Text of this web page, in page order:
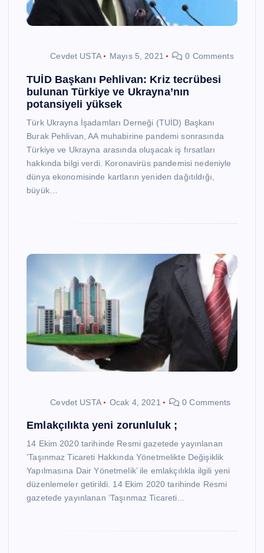
Cevdet USTA Mayıs 5, 2021 0 Comments
TUİD Başkanı Pehlivan: Kriz tecrübesi
bulunan Türkiye ve Ukrayna’nın
potansiyeli yüksek
Türk Ukrayna İşadamları Derneği (TUİD) Başkanı
Burak Pehlivan, AA muhabirine pandemi sonrasında
Türkiye ve Ukrayna arasında oluşacak iş fırsatları
hakkında bilgi verdi. Koronavirüs pandemisi nedeniyle
dünya ekonomisinde kartların yeniden dağıtıldığı,
büyük…
Cevdet USTA Ocak 4, 2021 0 Comments
Emlakçılıkta yeni zorunluluk ;
14 Ekim 2020 tarihinde Resmi gazetede yayınlanan
‘Taşınmaz Ticareti Hakkında Yönetmelikte Değişiklik
Yapılmasına Dair Yönetmelik’ ile emlakçılıkla ilgili yeni
düzenlemeler getirildi. 14 Ekim 2020 tarihinde Resmi
gazetede yayınlanan ‘Taşınmaz Ticareti…